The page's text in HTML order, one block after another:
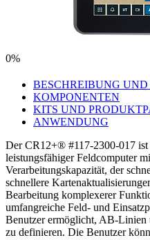
0%
BESCHREIBUNG
KOMPONENTEN
KITS UND
ANWENDUNG
Der CR12+® #117-2300-017
leistungsfähiger Feldcomputer
Verarbeitungskapazität, der
schnellere
Bearbeitung komplexerer
umfangreiche Feld- und
Benutzer ermöglicht, AB-Linien
zu definieren. Die Benutzer